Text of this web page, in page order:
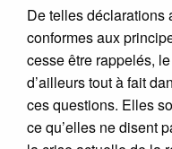
De telles déclarations
conformes aux
cesse être rappelés,
d’ailleurs tout à fait
ces questions. Elles
ce qu’elles ne disent